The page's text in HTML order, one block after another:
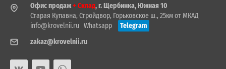
Офис продаж+ Склад, г. Щербинка, Южная 10
Старая Купавна, Стройдвор, Горьковское ш., 25км от МКАД
info@krovelnii.ru Whatsapp
Telegram
zakaz@krovelnii.ru